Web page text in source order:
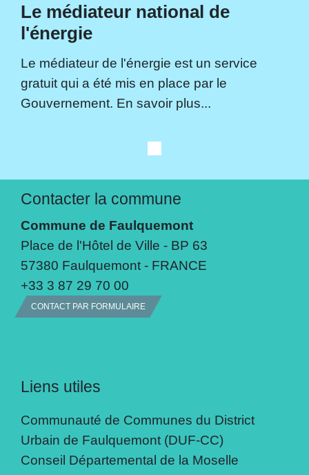
Le médiateur national de
l'énergie
Le médiateur de l'énergie est un service
gratuit qui a été mis en place par le
Gouvernement. En savoir plus...
Contacter la commune
Commune de Faulquemont
Place de l'Hôtel de Ville - BP 63
57380 Faulquemont - FRANCE
+33 3 87 29 70 00
CONTACT PAR FORMULAIRE
Liens utiles
Communauté de Communes du District
Urbain de Faulquemont (DUF-CC)
Conseil Départemental de la Moselle